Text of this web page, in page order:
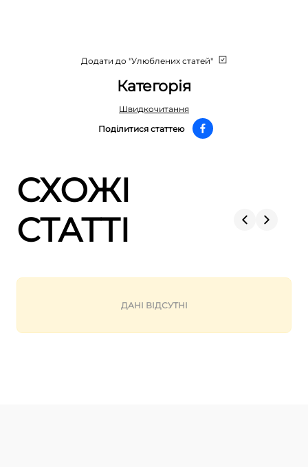
Додати до "Улюблених статей"
Категорія
Швидкочитання
Поділитися статтею
СХОЖІ
СТАТТІ
ДАНІ ВІДСУТНІ